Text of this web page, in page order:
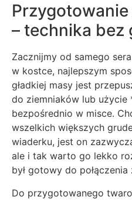
– technika bez
Zacznijmy od samego
w kostce, najlepszym
gładkiej masy jest
do ziemniaków lub
bezpośrednio w misce.
wszelkich większych
wiaderku, jest on
ale i tak warto go lekko
był gotowy do połączenia
Do przygotowanego